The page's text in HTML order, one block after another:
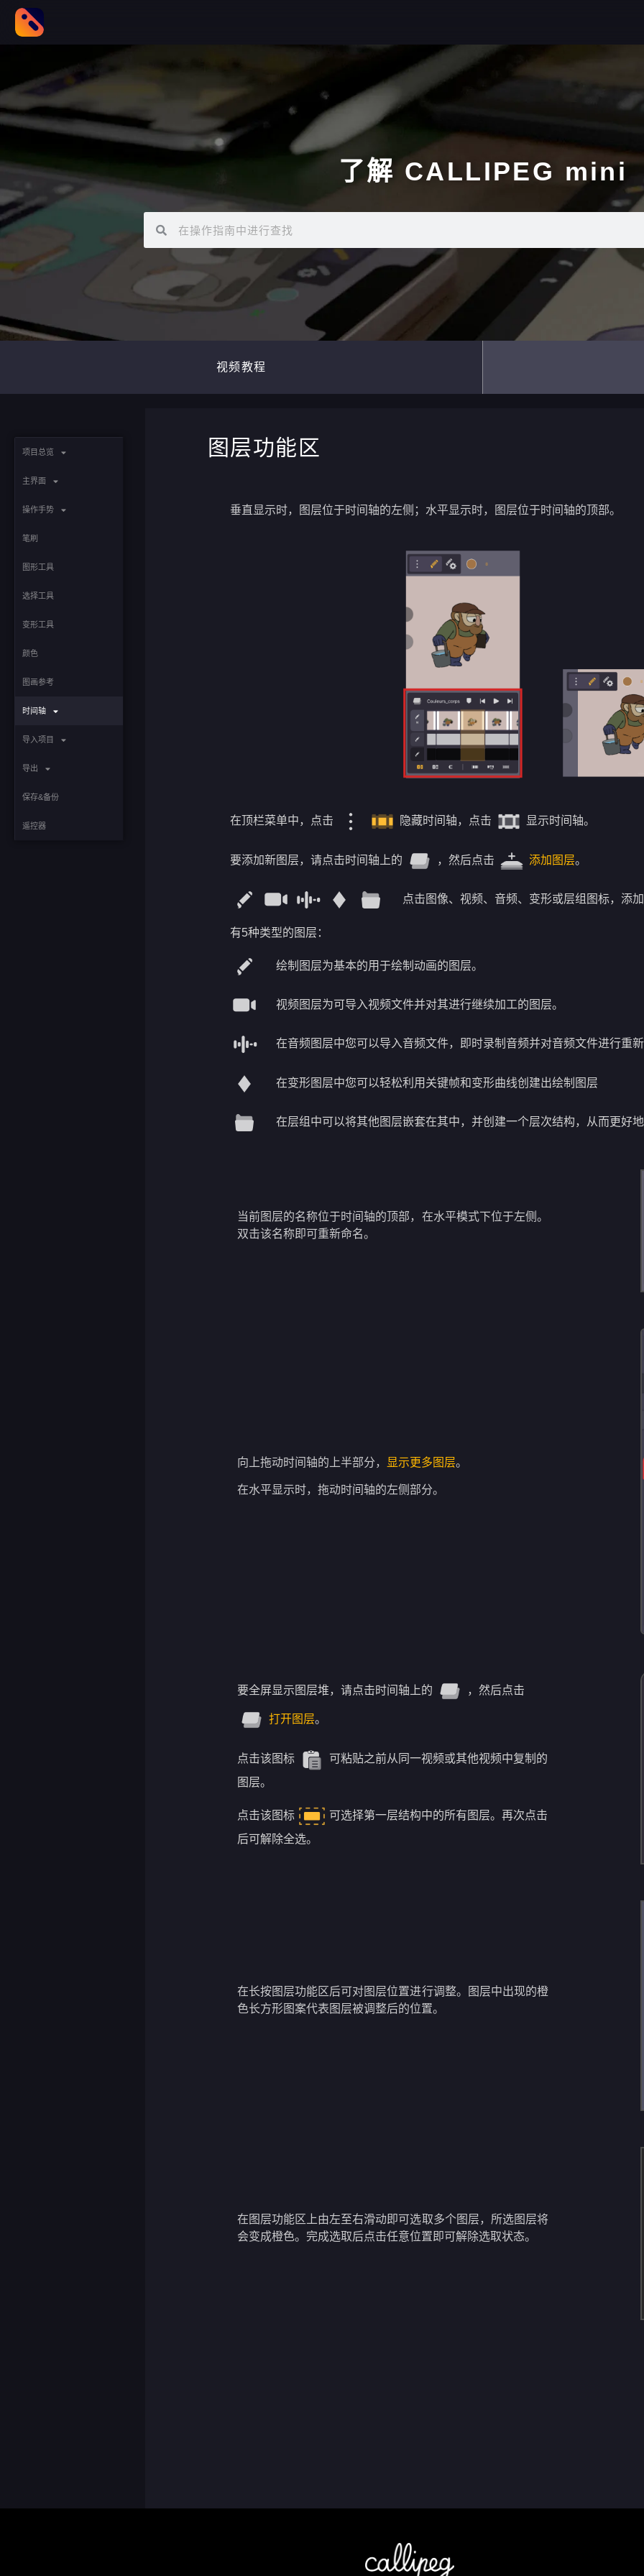
了解 CALLIPEG mini
视频教程
项目总览
主界⾯
操作手势
笔刷
图形工具
选择工具
变形工具
颜色
图画参考
时间轴
导入项目
导出
保存&备份
遥控器
图层功能区
垂直显示时，图层位于时间轴的左侧；水平显示时，图层位于时间轴的顶部。
在顶栏菜单中，点击 隐藏时间轴，点击 显示时间轴。
要添加新图层，请点击时间轴上的 ，然后点击 添加图层。
点击图像、视频、音频、变形或层组图标，添
有5种类型的图层：
绘制图层为基本的用于绘制动画的图层。
视频图层为可导入视频文件并对其进行继续加工的图层。
在音频图层中您可以导入音频文件，即时录制音频并对音频文件进行重
在变形图层中您可以轻松利用关键帧和变形曲线创建出绘制图层
在层组中可以将其他图层嵌套在其中，并创建一个层次结构，从而更好
当前图层的名称位于时间轴的顶部，在水平模式下位于左侧。
双击该名称即可重新命名。
向上拖动时间轴的上半部分， 显示更多图层。
在水平显示时，拖动时间轴的左侧部分。
要全屏显示图层堆，请点击时间轴上的 ，然后点击
打开图层。
点击该图标
可粘贴之前从同一视频或其他视频中复制的
图层。
点击该图标
可选择第一层结构中的所有图层。再次点击
后可解除全选。
在长按图层功能区后可对图层位置进行调整。图层中出现的橙
色长方形图案代表图层被调整后的位置。
在图层功能区上由左至右滑动即可选取多个图层，所选图层将
会变成橙色。完成选取后点击任意位置即可解除选取状态。